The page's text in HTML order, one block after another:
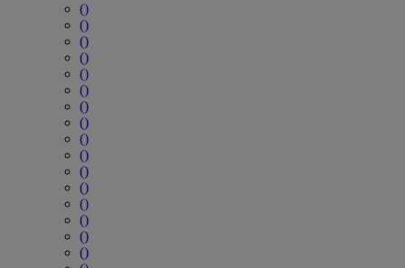
()
()
()
()
()
()
()
()
()
()
()
()
()
()
()
()